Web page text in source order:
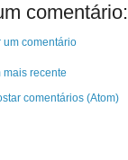
comentário:
um comentário
mais recente
comentários (Atom)